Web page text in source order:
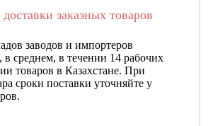
заказных товаров
заводов и импортеров
в среднем, в течении 14 рабочих
товаров в Казахстане. При
сроки поставки уточняйте у